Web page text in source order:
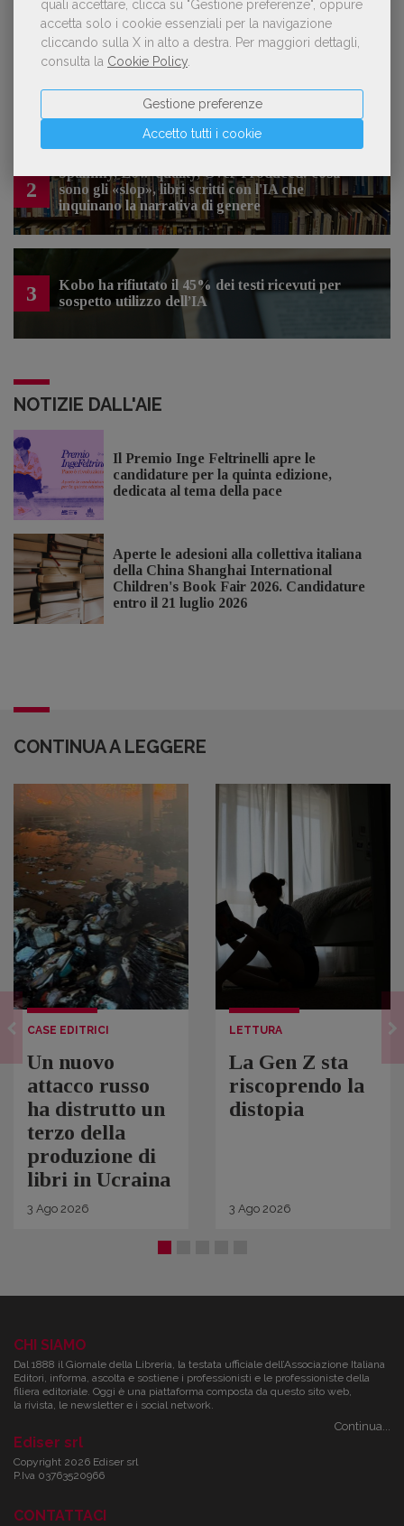
quali accettare, clicca su "Gestione preferenze", oppure
accetta solo i cookie essenziali per la navigazione
cliccando sulla X in alto a destra. Per maggiori dettagli,
consulta la Cookie Policy
Accetto tutti i cookie
Gestione preferenze
LE PIÙ LETTE
sull’intelligenza artificiale
2
Spammy, Low-quality, Over-Produced: cosa
sono gli «slop», libri scritti con l'IA che
inquinano la narrativa di genere
3
Kobo ha rifiutato il 45% dei testi ricevuti per
sospetto utilizzo dell’IA
NOTIZIE DALL'AIE
Il Premio Inge Feltrinelli apre le
candidature per la quinta edizione,
dedicata al tema della pace
Aperte le adesioni alla collettiva italiana
della China Shanghai International
Children's Book Fair 2026. Candidature
entro il 21 luglio 2026
CONTINUA A LEGGERE
CASE EDITRICI
Un nuovo
attacco russo
ha distrutto un
terzo della
produzione di
libri in Ucraina
3 Ago 2026
LETTURA
La Gen Z sta
riscoprendo la
distopia
3 Ago 2026
CHI SIAMO
Dal 1888 il Giornale della Libreria, la testata ufficiale dell’Associazione Italiana
Editori, informa, ascolta e sostiene i professionisti e le professioniste della
filiera editoriale. Oggi è una piattaforma composta da questo sito web,
la rivista, le newsletter e i social network.
Continua...
Ediser srl
Copyright 2026 Ediser srl
P.Iva 03763520966
CONTATTACI